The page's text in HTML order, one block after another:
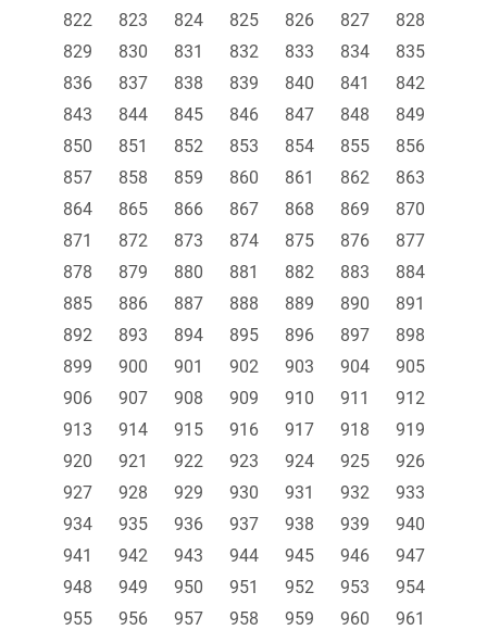
822
823 824 825 826 827
828
829
830 831 832 833 834
835
836
837 838 839 840 841
842
843
844 845 846 847 848
849
850
851 852 853 854 855
856
857
858 859 860 861 862
863
864
865 866 867 868 869
870
871
872 873 874 875 876
877
878
879 880 881 882 883
884
885
886 887 888 889 890
891
892
893 894 895 896 897
898
899
900 901 902 903 904
905
906
907 908 909 910 911
912
913
914 915 916 917 918
919
920
921 922 923 924 925
926
927
928 929 930 931 932
933
934
935 936 937 938 939
940
941
942 943 944 945 946
947
948
949 950 951 952 953
954
955
956 957 958 959 960
961